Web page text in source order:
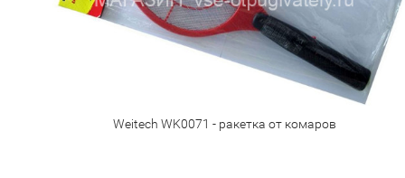
Weitech WK0071 - ракетка от комаров